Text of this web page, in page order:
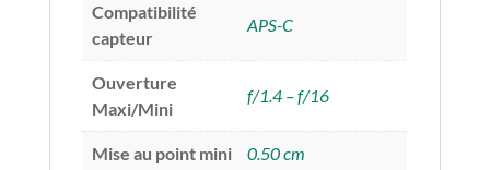
Compatibilité
capteur
APS-C
Ouverture
Maxi/Mini
f/1.4 – f/16
Mise au point mini 0.50 cm